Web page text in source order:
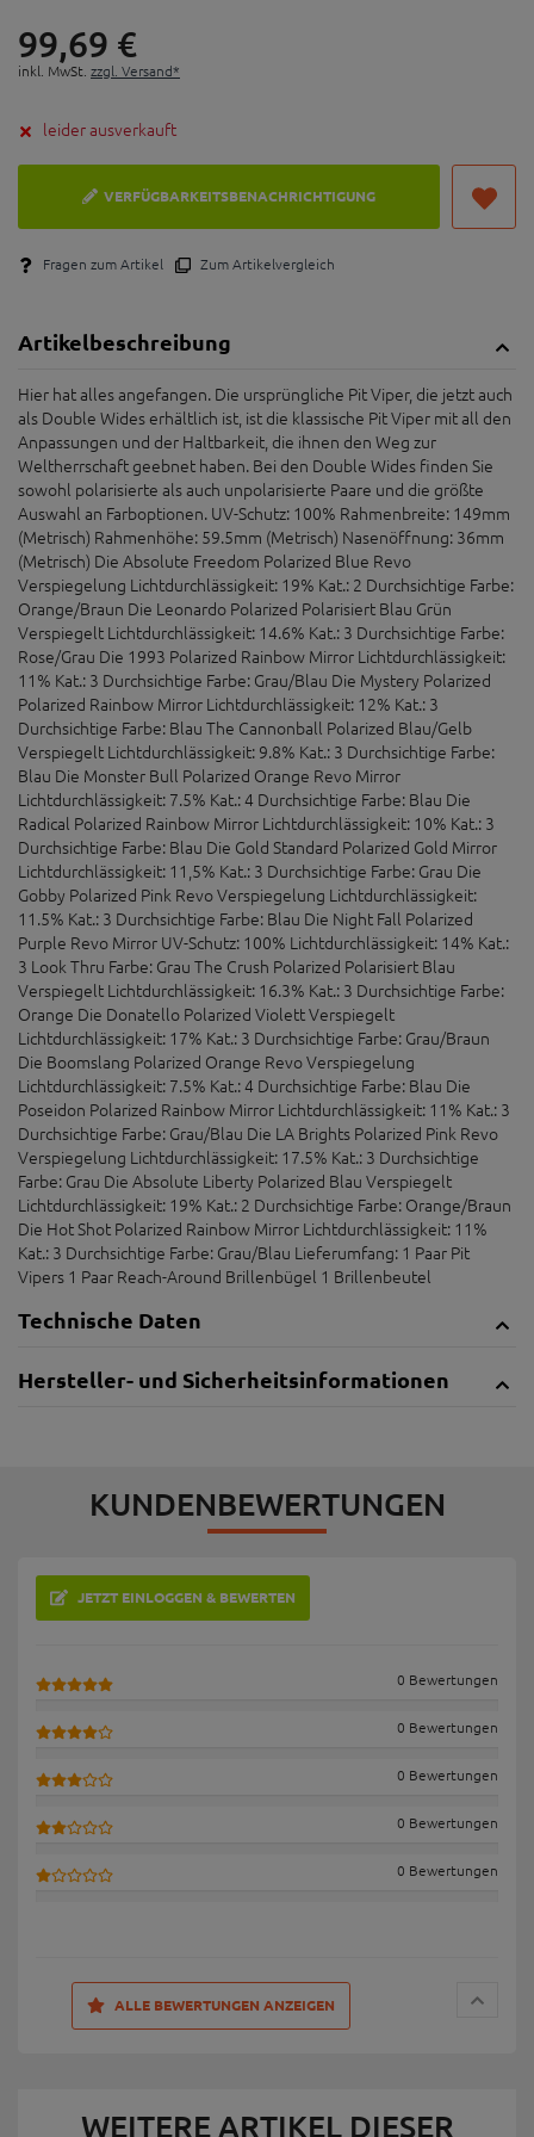
99,69 €
inkl. MwSt. zzgl. Versand*
leider ausverkauft
VERFÜGBARKEITSBENACHRICHTIGUNG
Fragen zum Artikel Zum Artikelvergleich
Artikelbeschreibung
Hier hat alles angefangen. Die ursprüngliche Pit Viper, die jetzt auch
als Double Wides erhältlich ist, ist die klassische Pit Viper mit all den
Anpassungen und der Haltbarkeit, die ihnen den Weg zur
Weltherrschaft geebnet haben. Bei den Double Wides finden Sie
sowohl polarisierte als auch unpolarisierte Paare und die größte
Auswahl an Farboptionen. UV-Schutz: 100% Rahmenbreite: 149mm
(Metrisch) Rahmenhöhe: 59.5mm (Metrisch) Nasenöffnung: 36mm
(Metrisch) Die Absolute Freedom Polarized Blue Revo
Verspiegelung Lichtdurchlässigkeit: 19% Kat.: 2 Durchsichtige Farbe:
Orange/Braun Die Leonardo Polarized Polarisiert Blau Grün
Verspiegelt Lichtdurchlässigkeit: 14.6% Kat.: 3 Durchsichtige Farbe:
Rose/Grau Die 1993 Polarized Rainbow Mirror Lichtdurchlässigkeit:
11% Kat.: 3 Durchsichtige Farbe: Grau/Blau Die Mystery Polarized
Polarized Rainbow Mirror Lichtdurchlässigkeit: 12% Kat.: 3
Durchsichtige Farbe: Blau The Cannonball Polarized Blau/Gelb
Verspiegelt Lichtdurchlässigkeit: 9.8% Kat.: 3 Durchsichtige Farbe:
Blau Die Monster Bull Polarized Orange Revo Mirror
Lichtdurchlässigkeit: 7.5% Kat.: 4 Durchsichtige Farbe: Blau Die
Radical Polarized Rainbow Mirror Lichtdurchlässigkeit: 10% Kat.: 3
Durchsichtige Farbe: Blau Die Gold Standard Polarized Gold Mirror
Lichtdurchlässigkeit: 11,5% Kat.: 3 Durchsichtige Farbe: Grau Die
Gobby Polarized Pink Revo Verspiegelung Lichtdurchlässigkeit:
11.5% Kat.: 3 Durchsichtige Farbe: Blau Die Night Fall Polarized
Purple Revo Mirror UV-Schutz: 100% Lichtdurchlässigkeit: 14% Kat.:
3 Look Thru Farbe: Grau The Crush Polarized Polarisiert Blau
Verspiegelt Lichtdurchlässigkeit: 16.3% Kat.: 3 Durchsichtige Farbe:
Orange Die Donatello Polarized Violett Verspiegelt
Lichtdurchlässigkeit: 17% Kat.: 3 Durchsichtige Farbe: Grau/Braun
Die Boomslang Polarized Orange Revo Verspiegelung
Lichtdurchlässigkeit: 7.5% Kat.: 4 Durchsichtige Farbe: Blau Die
Poseidon Polarized Rainbow Mirror Lichtdurchlässigkeit: 11% Kat.: 3
Durchsichtige Farbe: Grau/Blau Die LA Brights Polarized Pink Revo
Verspiegelung Lichtdurchlässigkeit: 17.5% Kat.: 3 Durchsichtige
Farbe: Grau Die Absolute Liberty Polarized Blau Verspiegelt
Lichtdurchlässigkeit: 19% Kat.: 2 Durchsichtige Farbe: Orange/Braun
Die Hot Shot Polarized Rainbow Mirror Lichtdurchlässigkeit: 11%
Kat.: 3 Durchsichtige Farbe: Grau/Blau Lieferumfang: 1 Paar Pit
Vipers 1 Paar Reach-Around Brillenbügel 1 Brillenbeutel
Technische Daten
Hersteller- und Sicherheitsinformationen
KUNDENBEWERTUNGEN
JETZT EINLOGGEN & BEWERTEN
0 Bewertungen
0 Bewertungen
0 Bewertungen
0 Bewertungen
0 Bewertungen
ALLE BEWERTUNGEN ANZEIGEN
WEITERE ARTIKEL DIESER